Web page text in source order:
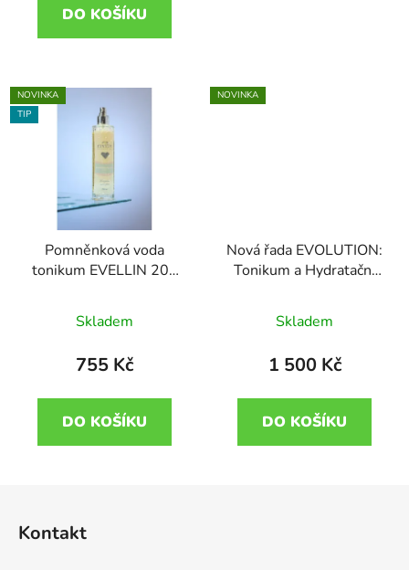
DO KOŠÍKU
NOVINKA
TIP
Pomněnková voda
tonikum EVELLIN 200
Skladem
755 Kč
DO KOŠÍKU
NOVINKA
Nová řada EVOLUTION:
Tonikum a Hydratační
edice
Skladem
1 500 Kč
DO KOŠÍKU
Kontakt